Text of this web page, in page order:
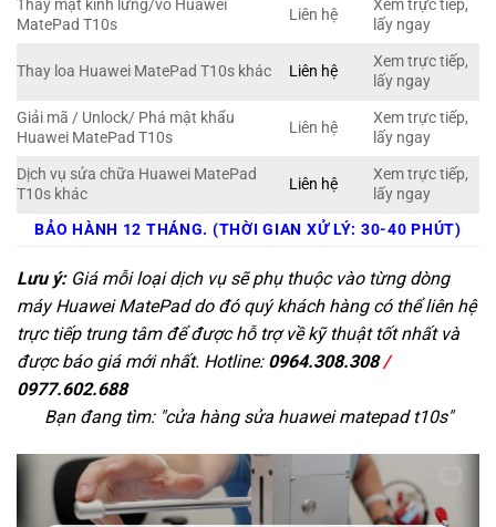
Thay mặt kính lưng/vỏ Huawei
MatePad T10s
Liên hệ
Xem trực tiếp,
lấy ngay
Thay loa Huawei MatePad T10s khác Liên hệ
Xem trực tiếp,
lấy ngay
Giải mã / Unlock/ Phá mật khẩu
Huawei MatePad T10s
Liên hệ
Xem trực tiếp,
lấy ngay
Dịch vụ sửa chữa Huawei MatePad
T10s khác
Liên hệ
Xem trực tiếp,
lấy ngay
BẢO HÀNH 12 THÁNG. (THỜI GIAN XỬ LÝ: 30-40 PHÚT)
Lưu ý:Giá mỗi loại dịch vụ sẽ phụ thuộc vào từng dòng
máy Huawei MatePad do đó quý khách hàng có thể liên hệ
trực tiếp trung tâm để được hỗ trợ về kỹ thuật tốt nhất và
được báo giá mới nhất. Hotline: 0964.308.308/
0977.602.688
Bạn đang tìm: "cửa hàng sửa huawei matepad t10s"